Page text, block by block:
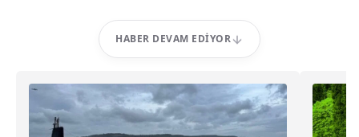
HABER DEVAM EDIYOR